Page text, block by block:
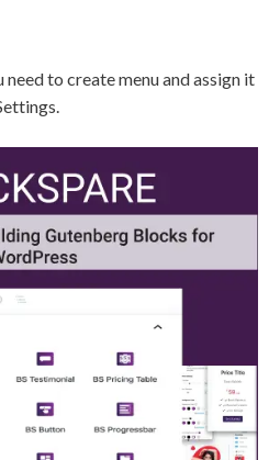
need to create menu and assign it